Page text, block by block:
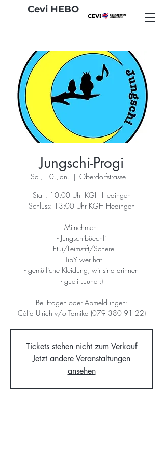
Cevi HEBO
Jungschi-Progi
Sa., 10. Jan.
  |
Oberdorfstrasse 1
Start: 10:00 Uhr KGH Hedingen
Schluss: 13:00 Uhr KGH Hedingen
Mitnehmen:
- Jungschibüechli
- Etui/Leimstift/Schere
- TipY wer hat
- gemütliche Kleidung, wir sind drinnen
- gueti Luune :)
Bei Fragen oder Abmeldungen:
Célia Ulrich v/o Tamika (079 380 91 22)
Tickets stehen nicht zum Verkauf
Jetzt andere Veranstaltungen
ansehen